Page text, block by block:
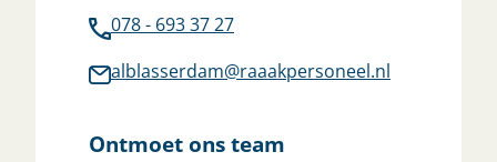
078 - 693 37 27
alblasserdam@raaakpersoneel.nl
Ontmoet ons team